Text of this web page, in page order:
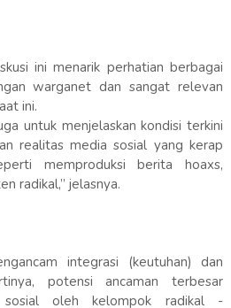
ini menarik perhatian berbagai
warganet dan sangat relevan
ini.
untuk menjelaskan kondisi terkini
realitas media sosial yang kerap
memproduksi berita hoaxs,
radikal,” jelasnya.
integrasi (keutuhan) dan
potensi ancaman terbesar
sosial oleh kelompok radikal -